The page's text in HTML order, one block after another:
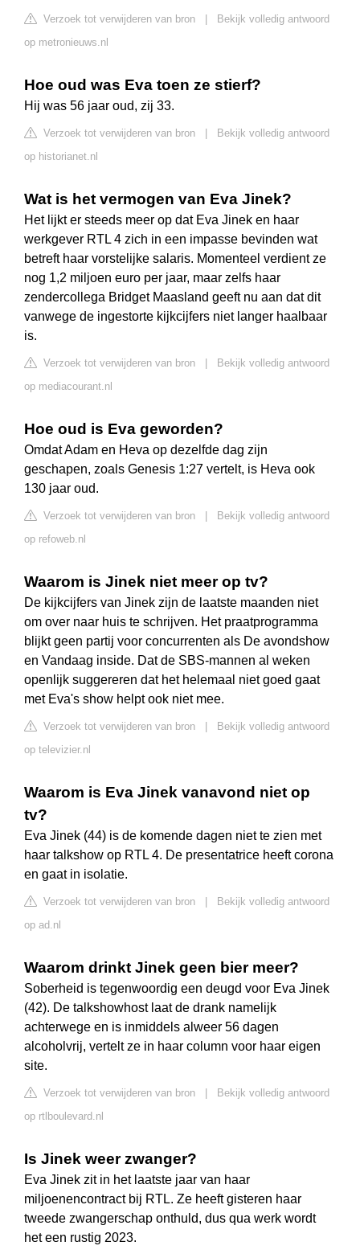
Verzoek tot verwijderen van bron
Bekijk volledig antwoord
op metronieuws.nl
Hoe oud was Eva toen ze stierf?
Hij was 56 jaar oud, zij 33.
Verzoek tot verwijderen van bron
Bekijk volledig antwoord
op historianet.nl
Wat is het vermogen van Eva Jinek?
Het lijkt er steeds meer op dat Eva Jinek en haar
werkgever RTL 4 zich in een impasse bevinden wat
betreft haar vorstelijke salaris. Momenteel verdient ze
nog 1,2 miljoen euro per jaar, maar zelfs haar
zendercollega Bridget Maasland geeft nu aan dat dit
vanwege de ingestorte kijkcijfers niet langer haalbaar
is.
Verzoek tot verwijderen van bron
Bekijk volledig antwoord
op mediacourant.nl
Hoe oud is Eva geworden?
Omdat Adam en Heva op dezelfde dag zijn
geschapen, zoals Genesis 1:27 vertelt, is Heva ook
130 jaar oud.
Verzoek tot verwijderen van bron
Bekijk volledig antwoord
op refoweb.nl
Waarom is Jinek niet meer op tv?
De kijkcijfers van Jinek zijn de laatste maanden niet
om over naar huis te schrijven. Het praatprogramma
blijkt geen partij voor concurrenten als De avondshow
en Vandaag inside. Dat de SBS-mannen al weken
openlijk suggereren dat het helemaal niet goed gaat
met Eva's show helpt ook niet mee.
Verzoek tot verwijderen van bron
Bekijk volledig antwoord
op televizier.nl
Waarom is Eva Jinek vanavond niet op
tv?
Eva Jinek (44) is de komende dagen niet te zien met
haar talkshow op RTL 4. De presentatrice heeft corona
en gaat in isolatie.
Verzoek tot verwijderen van bron
Bekijk volledig antwoord
op ad.nl
Waarom drinkt Jinek geen bier meer?
Soberheid is tegenwoordig een deugd voor Eva Jinek
(42). De talkshowhost laat de drank namelijk
achterwege en is inmiddels alweer 56 dagen
alcoholvrij, vertelt ze in haar column voor haar eigen
site.
Verzoek tot verwijderen van bron
Bekijk volledig antwoord
op rtlboulevard.nl
Is Jinek weer zwanger?
Eva Jinek zit in het laatste jaar van haar
miljoenencontract bij RTL. Ze heeft gisteren haar
tweede zwangerschap onthuld, dus qua werk wordt
het een rustig 2023.